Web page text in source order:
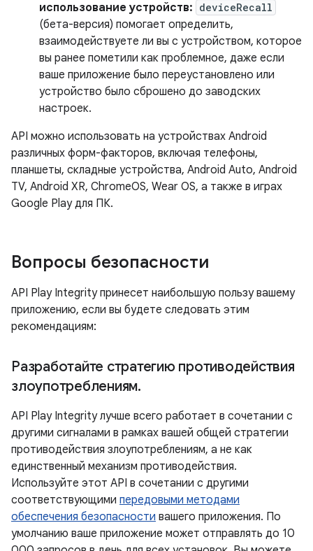
использование устройств: deviceRecall
(бета-версия) помогает определить,
взаимодействуете ли вы с устройством, которое
вы ранее пометили как проблемное, даже если
ваше приложение было переустановлено или
устройство было сброшено до заводских
настроек.
API можно использовать на устройствах Android
различных форм-факторов, включая телефоны,
планшеты, складные устройства, Android Auto, Android
TV, Android XR, ChromeOS, Wear OS, а также в играх
Google Play для ПК.
Вопросы безопасности
API Play Integrity принесет наибольшую пользу вашему
приложению, если вы будете следовать этим
рекомендациям:
Разработайте стратегию противодействия
злоупотреблениям.
API Play Integrity лучше всего работает в сочетании с
другими сигналами в рамках вашей общей стратегии
противодействия злоупотреблениям, а не как
единственный механизм противодействия.
Используйте этот API в сочетании с другими
соответствующими передовыми методами
обеспечения безопасности вашего приложения. По
умолчанию ваше приложение может отправлять до 10